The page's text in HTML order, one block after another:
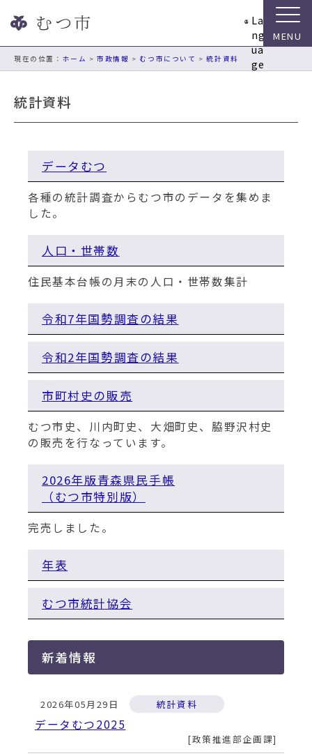
ビ
シ
La
ng
ua
ge
現在の位置： ホーム >市政情報 > むつ市について >統計資料
統計資料
データむつ
各種の統計調査からむつ市のデータを集めま
した。
人口・世帯数
住民基本台帳の月末の人口・世帯数集計
令和7年国勢調査の結果
令和2年国勢調査の結果
市町村史の販売
むつ市史、川内町史、大畑町史、脇野沢村史
の販売を行なっています。
2026年版青森県民手帳
（むつ市特別版）
完売しました。
年表
むつ市統計協会
新着情報
2026年05月29日 統計資料
データむつ2025
政策推進部企画課